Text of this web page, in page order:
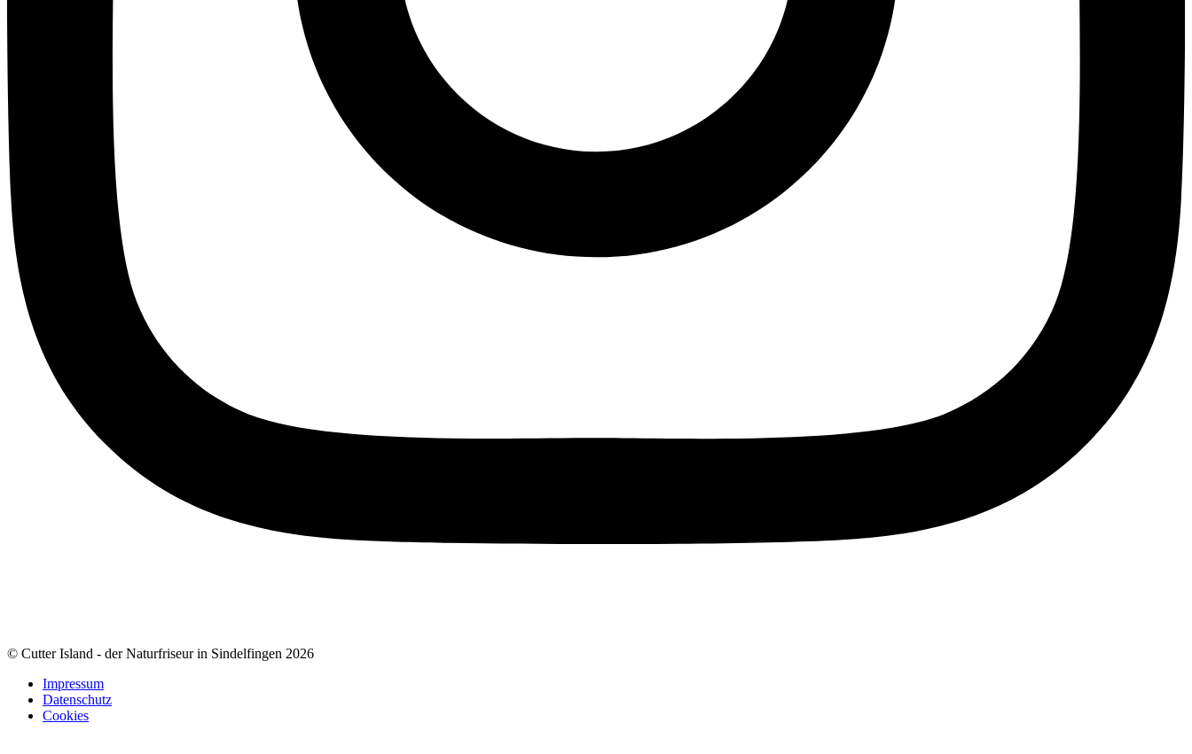
© Cutter Island - der Naturfriseur in Sindelfingen 2026
Impressum
Datenschutz
Cookies